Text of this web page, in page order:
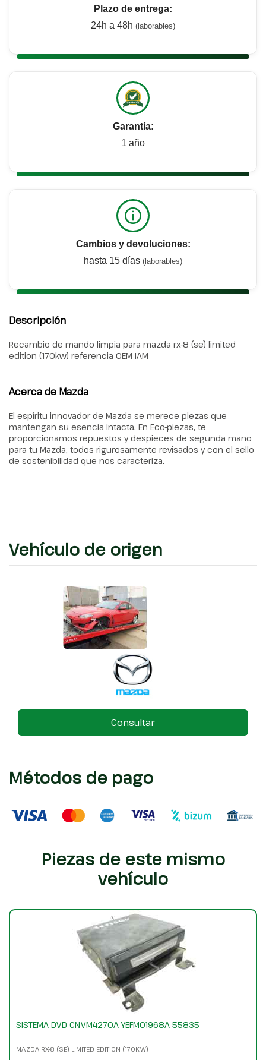
Plazo de entrega:
24h a 48h (laborables)
Garantía:
1 año
Cambios y devoluciones:
hasta 15 días (laborables)
Descripción
Recambio de mando limpia para mazda rx-8 (se) limited
edition (170kw) referencia OEM IAM
Acerca de Mazda
El espíritu innovador de Mazda se merece piezas que
mantengan su esencia intacta. En Eco-piezas, te
proporcionamos repuestos y despieces de segunda mano
para tu Mazda, todos rigurosamente revisados y con el sello
de sostenibilidad que nos caracteriza.
Vehículo de origen
Consultar
Métodos de pago
Piezas de este mismo
vehículo
SISTEMA DVD CNVM4270A YEFM01968A 55835
MAZDA RX-8 (SE) LIMITED EDITION (170KW)